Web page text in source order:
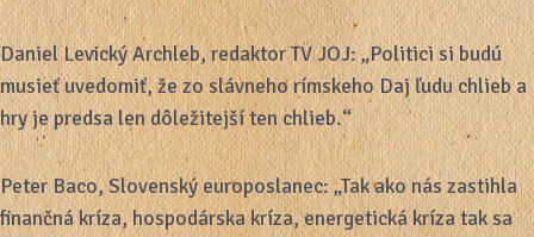
Daniel Levický Archleb, redaktor TV JOJ: „Politici si budú
musieť uvedomiť, že zo slávneho rímskeho Daj ľudu chlieb a
hry je predsa len dôležitejší ten chlieb.“
Peter Baco, Slovenský europoslanec: „Tak ako nás zastihla
finančná kríza, hospodárska kríza, energetická kríza tak sa